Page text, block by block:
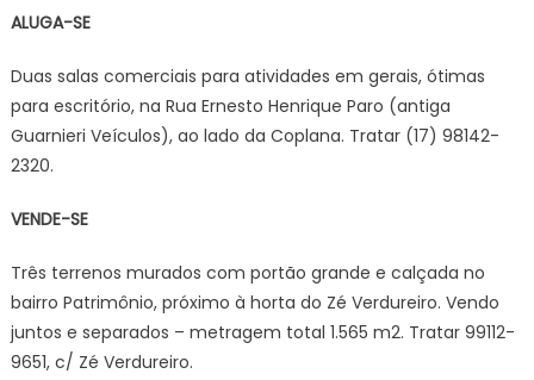
ALUGA-SE
Duas salas comerciais para atividades em gerais, ótimas
para escritório, na Rua Ernesto Henrique Paro (antiga
Guarnieri Veículos), ao lado da Coplana. Tratar (17) 98142-
2320.
VENDE-SE
Três terrenos murados com portão grande e calçada no
bairro Patrimônio, próximo à horta do Zé Verdureiro. Vendo
juntos e separados – metragem total 1.565 m2. Tratar 99112-
9651, c/ Zé Verdureiro.